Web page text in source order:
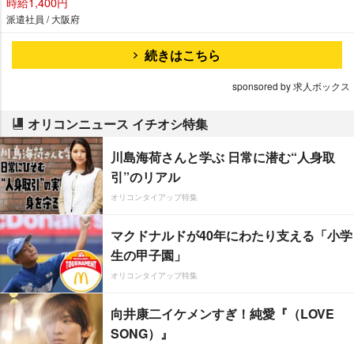
派遣社員 / 大阪府
続きはこちら
sponsored by 求人ボックス
オリコンニュース イチオシ特集
川島海荷さんと学ぶ 日常に潜む“人身取
引”のリアル
オリコンタイアップ特集
マクドナルドが40年にわたり支える「小学
生の甲子園」
オリコンタイアップ特集
向井康二イケメンすぎ！純愛『（LOVE
SONG）』